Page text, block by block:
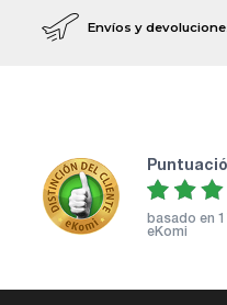
Envíos y
basado en
eKomi